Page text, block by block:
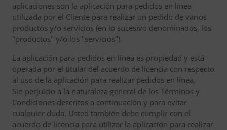
aplicaciones son la aplicación para pedidos en línea
utilizada por el Cliente para realizar un pedido de varios
productos y/o servicios (en lo sucesivo denominados, los
"productos" y/o los "servicios").
La aplicación para pedidos en línea es propiedad y está
operada por el titular del acuerdo de licencia con respecto
al uso de la aplicación para realizar pedidos en línea.
Sin perjuicio a la naturaleza general de los Términos y
Condiciones descritos a continuación y para evitar
cualquier duda, Usted también debe cumplir con el
acuerdo de licencia para utilizar la aplicación para realizar